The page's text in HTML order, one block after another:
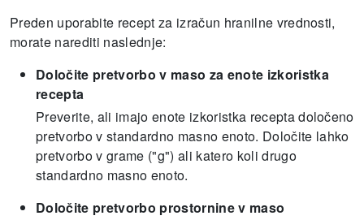
Preden uporabite recept za izračun hranilne vrednosti,
morate narediti naslednje:
Določite pretvorbo v maso za enote izkoristka
recepta
Preverite, ali imajo enote izkoristka recepta določeno
pretvorbo v standardno masno enoto. Določite lahko
pretvorbo v grame ("g") ali katero koli drugo
standardno masno enoto.
Določite pretvorbo prostornine v maso